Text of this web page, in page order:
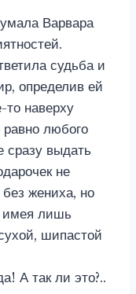
Варвара
судьба и
определив ей
то наверху
любого
сразу выдать
не
жениха, но
имея лишь
шипастой
А так ли это?..